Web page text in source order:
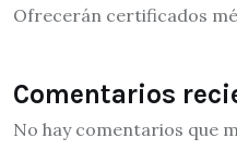
Ofrecerán certificados
Comentarios
No hay comentarios que